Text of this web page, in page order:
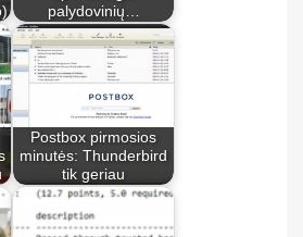
palydovinių…
Postbox pirmosios
minutės: Thunderbird
tik geriau